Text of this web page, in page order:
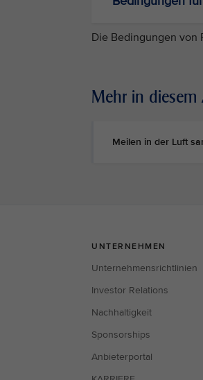
Die Bedingungen von
Mehr in diesem
Meilen in der Luft